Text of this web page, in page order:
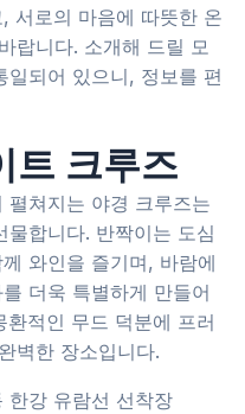
서로의 마음에 따뜻한 온
랍니다. 소개해 드릴 모
되어 있으니, 정보를 편
트 크루즈
펼쳐지는 야경 크루즈는
합니다. 반짝이는 도심
와인을 즐기며, 바람에
더욱 특별하게 만들어
적인 무드 덕분에 프러
벽한 장소입니다.
한강 유람선 선착장